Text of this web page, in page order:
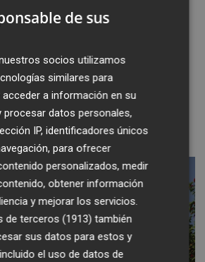
tanto de ámbito
como residencial. Un
llevado a crear esta rama
grupo. Por tanto, ahora se
junto a Porticón con la
más iniciativas a lo largo
de sus
socios utilizamos
similares para
acceder a información en su
procesar datos personales,
IP, identificadores únicos
para ofrecer
personalizados, medir
obtener información
y mejorar los servicios.
de terceros (1913) también
sus datos para estos y
el uso de datos de